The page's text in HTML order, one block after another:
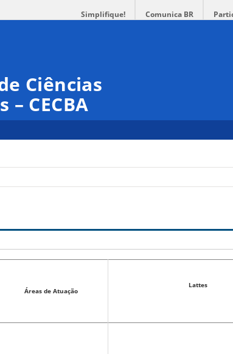
Simplifique! Comunica BR
Ciências
CECBA
Áreas de Atuação
Lattes